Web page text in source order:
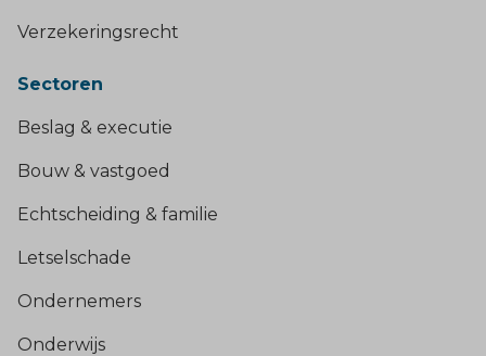
Verzekeringsrecht
Sectoren
Beslag & executie
Bouw & vastgoed
Echtscheiding & familie
Letselschade
Ondernemers
Onderwijs